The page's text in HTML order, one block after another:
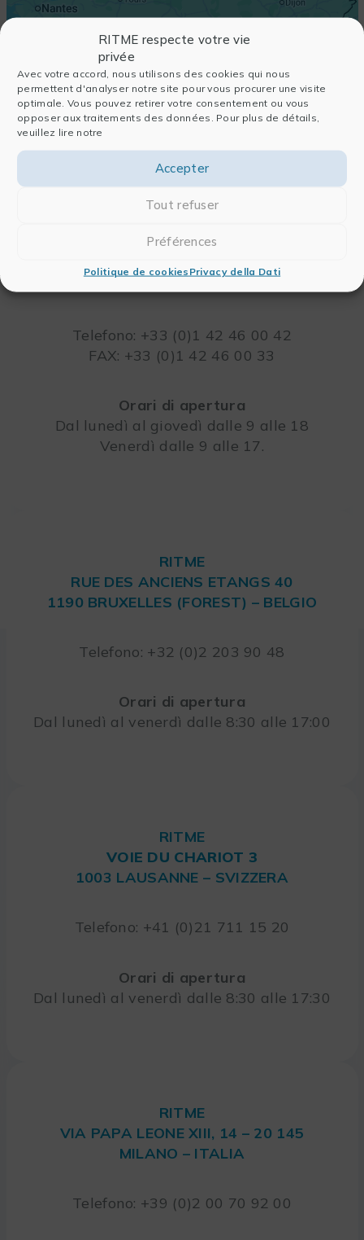
RITME respecte votre vie
privée
Avec votre accord, nous utilisons des cookies qui nous
permettent d'analyser notre site pour vous procurer une visite
optimale. Vous pouvez retirer votre consentement ou vous
opposer aux traitements des données. Pour plus de détails,
veuillez lire notre
Accepter
Tout refuser
Préférences
Politique de cookies Privacy della Dati
RITME
65, RUE ORDENER
Telefono: +33 (0)1 42 46 00 42
FAX: +33 (0)1 42 46 00 33
Orari di apertura
Dal lunedì al giovedì dalle 9 alle 18
Venerdì dalle 9 alle 17.
RITME
RUE DES ANCIENS ETANGS 40
1190 BRUXELLES (FOREST) – BELGIO
Telefono: +32 (0)2 203 90 48
Orari di apertura
Dal lunedì al venerdì dalle 8:30 alle 17:00
RITME
VOIE DU CHARIOT 3
1003 LAUSANNE – SVIZZERA
Telefono: +41 (0)21 711 15 20
Orari di apertura
Dal lunedì al venerdì dalle 8:30 alle 17:30
RITME
VIA PAPA LEONE XIII, 14 – 20 145
MILANO – ITALIA
Telefono: +39 (0)2 00 70 92 00